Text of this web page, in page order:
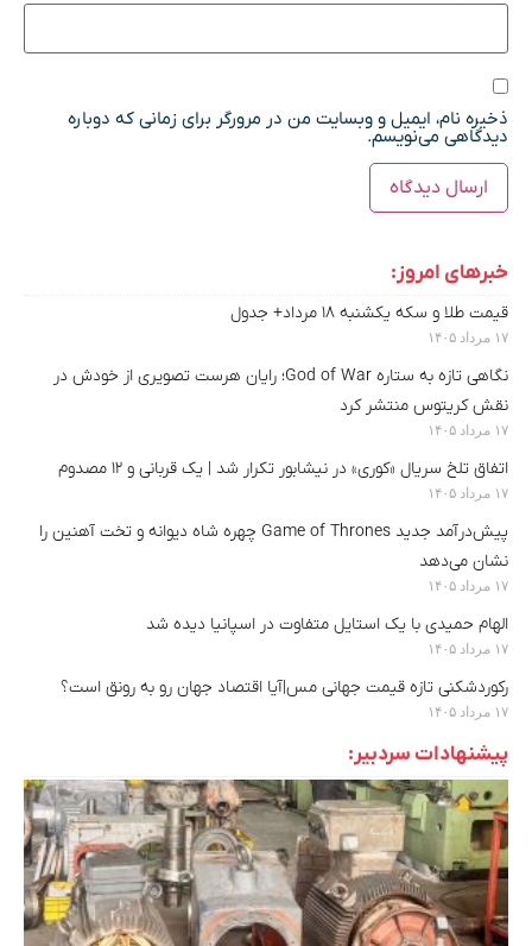
ذخیره نام، ایمیل و وبسایت من در مرورگر برای زمانی که دوباره
دیدگاهی می‌نویسم.
خبرهای امروز:
قیمت طلا و سکه یکشنبه ۱۸ مرداد+ جدول
۱۷ مرداد ۱۴۰۵
نگاهی تازه به ستاره God of War؛ رایان هرست تصویری از خودش در
نقش کریتوس منتشر کرد
۱۷ مرداد ۱۴۰۵
اتفاق تلخ سریال «کوری» در نیشابور تکرار شد | یک قربانی و ۱۲ مصدوم
۱۷ مرداد ۱۴۰۵
پیش‌درآمد جدید Game of Thrones چهره شاه دیوانه و تخت آهنین را
نشان می‌دهد
۱۷ مرداد ۱۴۰۵
الهام حمیدی با یک استایل متفاوت در اسپانیا دیده شد
۱۷ مرداد ۱۴۰۵
رکوردشکنی تازه قیمت جهانی مس|آیا اقتصاد جهان رو به رونق است؟
۱۷ مرداد ۱۴۰۵
پیشنهادات سردبیر: